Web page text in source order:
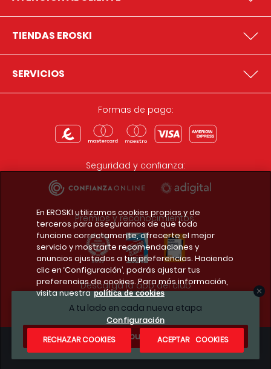
A tu lado en cada nueva etapa
¿Te apuntas?
TIENDAS EROSKI
SERVICIOS
Formas de pago:
Seguridad y confianza:
Premios y reconocimientos:
Descarga la app del club
Condiciones legales
En EROSKI utilizamos cookies propias y de
terceros para asegurarnos de que todo
funcione correctamente, ofrecerte el mejor
servicio y mostrarte recomendaciones y
anuncios ajustados a tus preferencias. Haciendo
clic en ‘Configuración’, podrás ajustar tus
preferencias de cookies. Para más información,
visita nuestra política de cookies
Configuración
RECHAZAR COOKIES
ACEPTAR COOKIES